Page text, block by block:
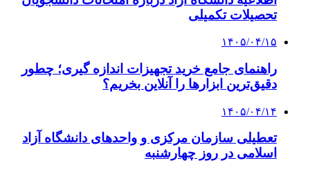
تحصیلات تکمیلی
۱۴۰۵/۰۴/۱۵
راهنمای جامع خرید تجهیزات اندازه گیری؛ چطور
دقیق‌ترین ابزارها را آنلاین بخریم؟
۱۴۰۵/۰۴/۱۴
تعطیلی سازمان مرکزی و واحدهای دانشگاه آزاد
اسلامی در روز چهارشنبه